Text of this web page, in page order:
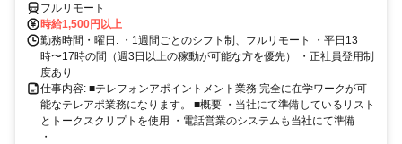
フルリモート
時給1,500円以上
勤務時間・曜日: ・1週間ごとのシフト制、フルリモート ・平日13
時〜17時の間（週3日以上の稼動が可能な方を優先） ・正社員登用制
度あり
仕事内容: ■テレフォンアポイントメント業務 完全に在学ワークが可
能なテレアポ業務になります。 ■概要 ・当社にて準備しているリスト
とトークスクリプトを使用 ・電話営業のシステムも当社にて準備
・...